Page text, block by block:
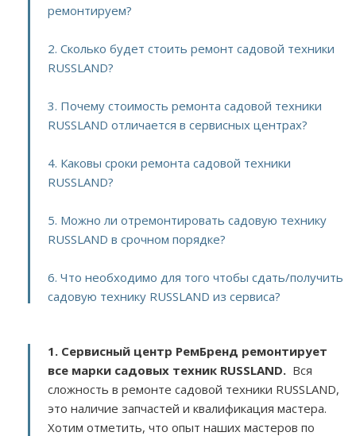
ремонтируем?
2. Сколько будет стоить ремонт садовой техники
RUSSLAND?
3. Почему стоимость ремонта садовой техники
RUSSLAND отличается в сервисных центрах?
4. Каковы сроки ремонта садовой техники
RUSSLAND?
5. Можно ли отремонтировать садовую технику
RUSSLAND в срочном порядке?
6. Что необходимо для того чтобы сдать/получить
садовую технику RUSSLAND из сервиса?
1. Сервисный центр РемБренд ремонтирует
все марки садовых техник RUSSLAND. Вся
сложность в ремонте садовой техники RUSSLAND,
это наличие запчастей и квалификация мастера.
Хотим отметить, что опыт наших мастеров по